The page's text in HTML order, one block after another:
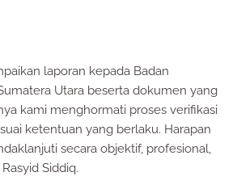
laporan kepada Badan
Utara beserta dokumen yang
kami menghormati proses verifikasi
ketentuan yang berlaku. Harapan
secara objektif, profesional,
Siddiq.